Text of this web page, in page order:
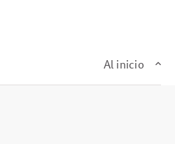
Al inicio